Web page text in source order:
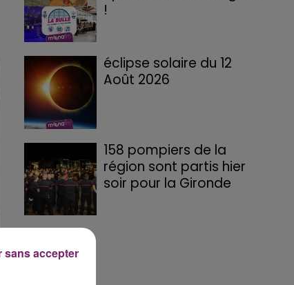
!
éclipse solaire du 12
Août 2026
158 pompiers de la
région sont partis hier
soir pour la Gironde
sans accepter